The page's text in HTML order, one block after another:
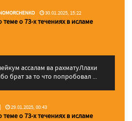
30.01.2025, 15:22
о 73-х течениях в исламе
брат за то что попробовал ...
29.01.2025, 00:43
о 73-х течениях в исламе